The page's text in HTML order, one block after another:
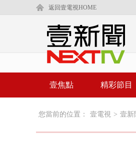
返回壹電視HOME
壹焦點 精彩節目
您當前的位置： 壹電視 > 壹新